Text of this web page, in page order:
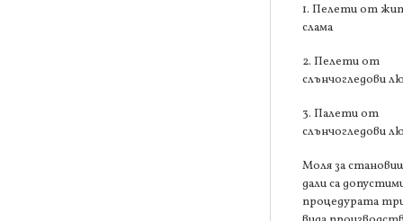
1. Пелети от
слама
2. Пелети от
слънчогледови
3. Палети от
слънчогледови
Моля за
дали са
процедурата